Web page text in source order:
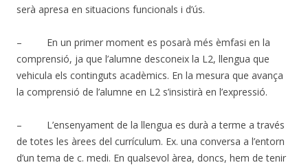
serà apresa en situacions funcionals i d’ús.
– En un primer moment es posarà més èmfasi en la
comprensió, ja que l’alumne desconeix la L2, llengua que
vehicula els continguts acadèmics. En la mesura que avança
la comprensió de l’alumne en L2 s’insistirà en l’expressió.
– L’ensenyament de la llengua es durà a terme a través
de totes les àrees del currículum. Ex. una conversa a l’entorn
d’un tema de c. medi. En qualsevol àrea, doncs, hem de tenir